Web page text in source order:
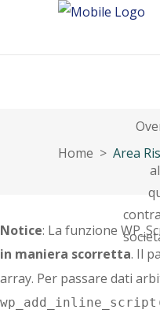
Home > Area
Notice: La funzione
in maniera scorretta. Il
array. Per passare dati